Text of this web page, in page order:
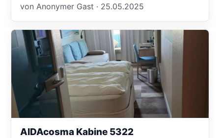
von Anonymer Gast · 25.05.2025
AIDAcosma Kabine 5322